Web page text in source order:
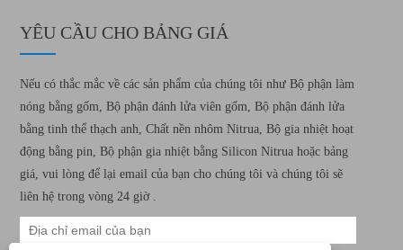
YÊU CẦU CHO BẢNG GIÁ
Nếu có thắc mắc về các sản phẩm của chúng tôi như Bộ phận làm
nóng bằng gốm, Bộ phận đánh lửa viên gốm, Bộ phận đánh lửa
bằng tinh thể thạch anh, Chất nền nhôm Nitrua, Bộ gia nhiệt hoạt
động bằng pin, Bộ phận gia nhiệt bằng Silicon Nitrua hoặc bảng
giá, vui lòng để lại email của bạn cho chúng tôi và chúng tôi sẽ
liên hệ trong vòng 24 giờ .